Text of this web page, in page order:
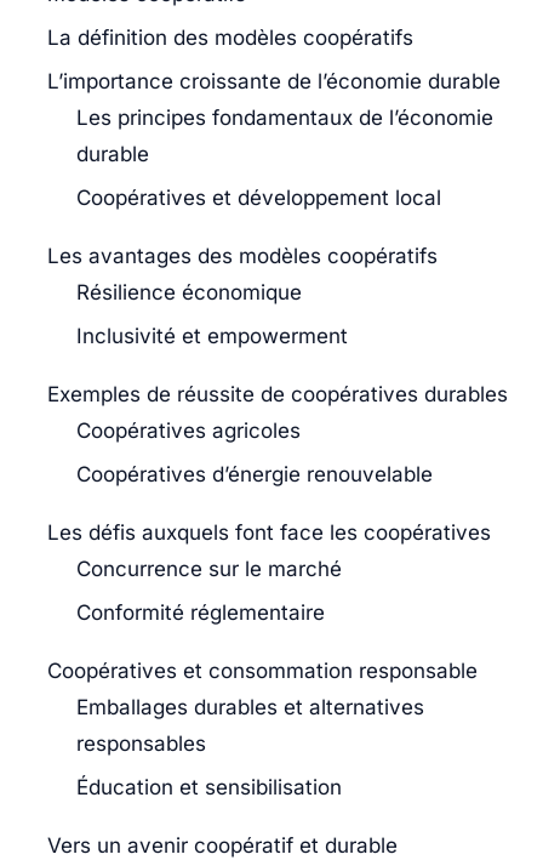
La définition des modèles coopératifs
L’importance croissante de l’économie durable
Les principes fondamentaux de l’économie
durable
Coopératives et développement local
Les avantages des modèles coopératifs
Résilience économique
Inclusivité et empowerment
Exemples de réussite de coopératives durables
Coopératives agricoles
Coopératives d’énergie renouvelable
Les défis auxquels font face les coopératives
Concurrence sur le marché
Conformité réglementaire
Coopératives et consommation responsable
Emballages durables et alternatives
responsables
Éducation et sensibilisation
Vers un avenir coopératif et durable